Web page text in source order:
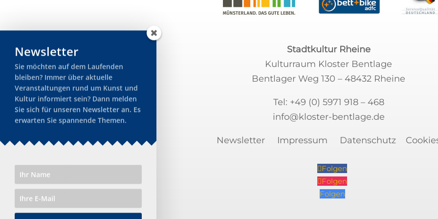
Stadtkultur Rheine
Kulturraum Kloster Bentlage
Bentlager Weg 130 – 48432 Rheine
Tel: +49 (0) 5971 918 – 468
info@kloster-bentlage.de
Newsletter Impressum Datenschutz
Folgen
Folgen
Folgen
Newsletter
Sie möchten auf dem Laufenden
bleiben? Immer über aktuelle
Veranstaltungen rund um Kunst und
Kultur informiert sein? Dann melden
Sie sich für unseren Newsletter an. Es
erwarten Sie spannende Themen.